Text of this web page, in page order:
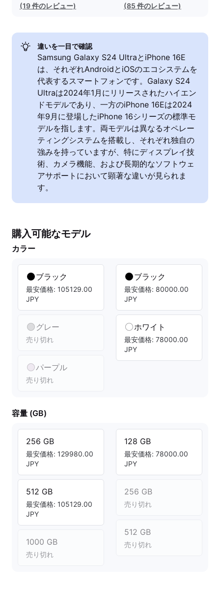
(19 件のレビュー)
(85 件のレビュー)
違いを一目で確認
Samsung Galaxy S24 UltraとiPhone 16E
は、それぞれAndroidとiOSのエコシステムを
代表するスマートフォンです。Galaxy S24
Ultraは2024年1月にリリースされたハイエン
ドモデルであり、一方のiPhone 16Eは2024
年9月に登場したiPhone 16シリーズの標準モ
デルを指します。両モデルは異なるオペレー
ティングシステムを搭載し、それぞれ独自の
強みを持っていますが、特にディスプレイ技
術、カメラ機能、および長期的なソフトウェ
アサポートにおいて顕著な違いが見られま
す。
購入可能なモデル
カラー
ブラック
最安価格: 105129.00
JPY
グレー
売り切れ
パープル
売り切れ
ブラック
最安価格: 80000.00
JPY
ホワイト
最安価格: 78000.00
JPY
容量 (GB)
256 GB
最安価格: 129980.00
JPY
512 GB
最安価格: 105129.00
JPY
1000 GB
売り切れ
128 GB
最安価格: 78000.00
JPY
256 GB
売り切れ
512 GB
売り切れ